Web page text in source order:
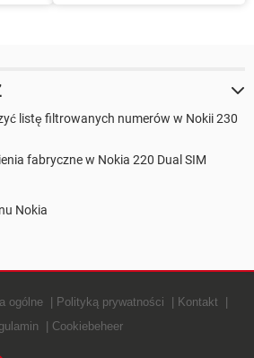
listę filtrowanych numerów w Nokii 230
fabryczne w Nokia 220 Dual SIM
Nokia
ogólne Polityką prywatności
Kontakt
Cookiebeheer